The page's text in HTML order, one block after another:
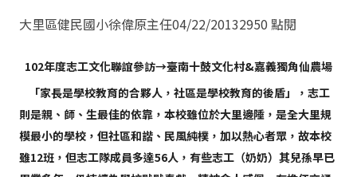
大里區健民國小徐偉原主任04/22/20132950 點閱
102年度志工文化聯誼參訪→臺南十鼓文化村&嘉義獨角仙農場
「家長是學校教育的合夥人，社區是學校教育的後盾」，志工
則是親、師、生最佳的依靠，本校雖位於大里邊陲，是全大里規
模最小的學校，但社區和諧、民風純樸，加以熱心者眾，故本校
雖12班，但志工隊成員多達56人，有些志工（奶奶）其兒孫早已